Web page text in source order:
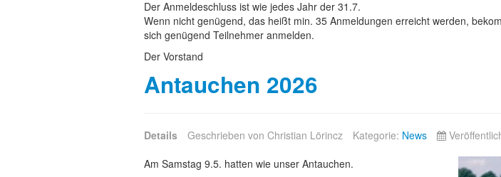
Der Anmeldeschluss ist wie jedes Jahr der 31.7.
Wenn nicht genügend, das heißt min. 35 Anmeldungen erreicht werden,
sich genügend Teilnehmer anmelden.
Der Vorstand
Antauchen 2026
Details Geschrieben von Christian Lörincz Kategorie: News
Am Samstag 9.5. hatten wie unser Antauchen.